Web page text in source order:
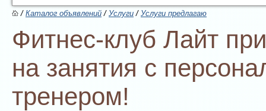
/Каталог объявлений/Услуги /Услуги предлагаю
Фитнес-клуб Лайт
на занятия с
тренером!